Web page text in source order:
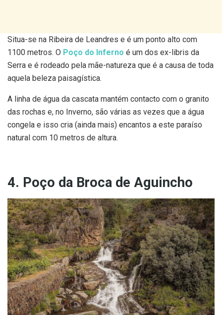
Situa-se na Ribeira de Leandres e é um ponto alto com
1100 metros. O Poço do Inferno é um dos ex-libris da
Serra e é rodeado pela mãe-natureza que é a causa de toda
aquela beleza paisagística.
A linha de água da cascata mantém contacto com o granito
das rochas e, no Inverno, são várias as vezes que a água
congela e isso cria (ainda mais) encantos a este paraíso
natural com 10 metros de altura.
4. Poço da Broca de Aguincho